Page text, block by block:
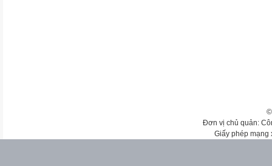
Đơn vị chủ quản:
Giấy phép mạng